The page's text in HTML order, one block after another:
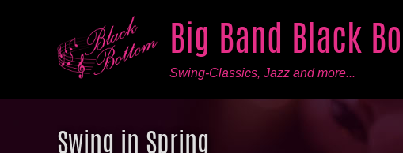
Big Band Black
Swing-Classics, Jazz and more...
Swing in Spring